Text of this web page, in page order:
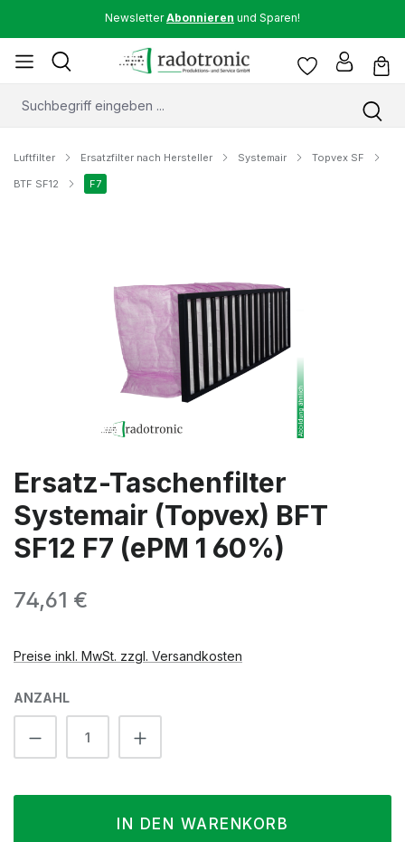
NewsletterAbonnieren und Sparen!
Luftfilter Ersatzfilter nach Hersteller Systemair Topvex SF
BTF SF12 F7
Ersatz-Taschenfilter
Systemair (Topvex) BFT
SF12 F7 (ePM 1 60%)
Regulärer Preis:
74,61 €
Preise inkl. MwSt. zzgl. Versandkosten
ANZAHL
Produkt Anzahl: Gib den gewünschten
IN DEN WARENKORB